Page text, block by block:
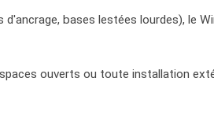
bases lestées lourdes), le
ouverts ou toute installation